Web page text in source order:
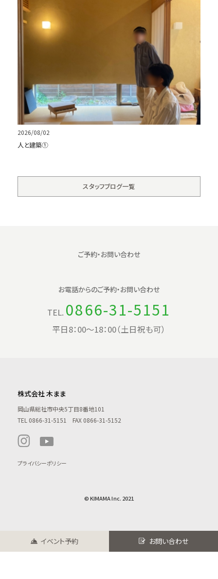
2026/08/02
人と建築①
スタッフブログ一覧
ご予約・お問い合わせ
お電話からのご予約・お問い合わせ
TEL. 0866-31-5151
平日8：00〜18：00（土日祝も可）
イベント予約 お問い合わせ
株式会社 木まま
岡山県総社市中央5丁目8番地101
TEL 0866-31-5151 FAX 0866-31-5152
プライバシーポリシー
© KIMAMA Inc. 2021